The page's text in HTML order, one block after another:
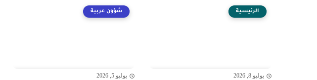
الرئيسية
يوليو 8, 2026
شؤون عربية
يوليو 5, 2026